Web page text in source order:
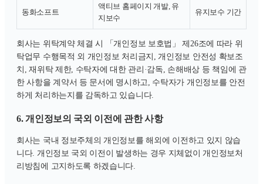
동화소프트
액티브 홈페이지 개발, 유
지보수
유지보수 기간
회사는 위탁계약 체결 시 「개인정보 보호법」 제26조에 따라 위
탁업무 수행목적 외 개인정보 처리금지, 개인정보 안전성 확보조
치, 재위탁 제한, 수탁자에 대한 관리·감독, 손해배상 등 책임에 관
한 사항을 계약서 등 문서에 명시하고, 수탁자가 개인정보를 안전
하게 처리하는지를 감독하고 있습니다.
6. 개인정보의 국외 이전에 관한 사항
회사는 국내 정보주체의 개인정보를 해외에 이전하고 있지 않습
니다. 개인정보 국외 이전이 발생하는 경우 지체없이 개인정보처
리방침에 고지하도록 하겠습니다.